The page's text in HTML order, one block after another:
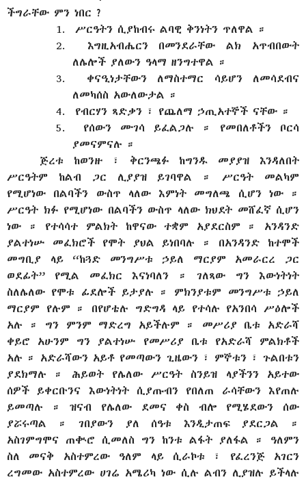
ችግራቸው ምን ነበር ?
1. ሥርዓትን ሲያከብሩ ልባዊ ቅንነትን ጥለዋል ።
2. እግዚአብሔርን በመንደራቸው ልክ አጥብበውት
ለሌሎች ያለውን ዓላማ ዘንግተዋል ።
3. ቀናዒነታቸውን ለማስተማር ሳይሆን ለመሳደብና
ለመካሰስ አውለውታል ።
4. የብርሃን ጻድቃን ፣ የጨለማ ኃጢአተኞች ናቸው ።
5. የሰውን ሙገሳ ይፈልጋሉ ። የመበለቶችን ቦርሳ
ያመናምናሉ ።
ጅረቱ ከወንዙ ፣ ቅርንጫፉ ከግንዱ መያያዝ እንዳለበት
ሥርዓትም ከልብ ጋር ሊያያዝ ይገባዋል ። ሥርዓት መልካም
የሚሆነው በልባችን ውስጥ ላለው እምነት መግለጫ ሲሆን ነው ።
ሥርዓት ክፉ የሚሆነው በልባችን ውስጥ ላለው ክህደት መሸፈኛ ሲሆን
ነው ። የተሳሳተ ምልክት ከዋናው ተቋም አያደርስም ። አንዳንድ
ያልተነሡ መፈክሮች የሞት ያህል ይነበባሉ ። በአንዳንድ ከተሞች
መግቢያ ላይ “ከጓድ መንግሥቱ ኃይለ ማርያም አመራርረ ጋር
ወደፊት” የሚል መፈክር እናነባለን ። ገለጻው ግን እውነትነት
ስለሌለው የሞቱ ፊደሎች ይታያሉ ። ምክንያቱም መንግሥቱ ኃይለ
ማርያም የሉም ። በየሆቴሉ ግድግዳ ላይ የተሳሉ የአንበሳ ሥዕሎች
አሉ ። ግን ምንም ማድረግ አይችሉም ። መሥሪያ ቤቱ አድራሻ
ቀይሮ አሁንም ግን ያልተነሡ የመሥሪያ ቤቱ የአድራሻ ምልክቶች
አሉ ። አድራሻውን አይቶ የመጣውን ጊዜውን ፣ ምኞቱን ፣ ጉልበቱን
ያደክማሉ ። ሕይወት የሌለው ሥርዓት ስንይዝ ላያችንን አይተው
ሰዎች ይቀርቡንና እውነትነት ሲያጡብን የበለጠ ራሳቸውን እየጠሉ
ይመጣሉ ። ዝናብ የሌለው ደመና ቀስ ብሎ የሚሄደውን ሰው
ያሯሩጣል ። ገበያውን ያለ ሰዓቱ እንዲታጠፍ ያደርጋል ።
አስገምግሞና ጠቊሮ ሲመለስ ግን ከንቱ ልፋት ያለፋል ። ዓለምን
ስለ መናቅ አስተምረው ዓለም ላይ ሲራኮቱ ፣ የፈረንጅ አገርን
ረግመው አስተምረው ሀገሬ አሜሪካ ነው ሲሉ ልብን ሊያዝሉ ይችላሉ